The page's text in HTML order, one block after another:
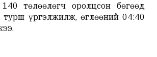
төлөөлөгч оролцсон бөгөөд
үргэлжилж, өглөөний 04:40